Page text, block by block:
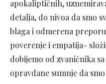
apokaliptičnih,
detalja, do nivoa da smo
blaga i odmerena
poverenje i empatija-
dobijemo od zvaničnika
opravdane sumnje da